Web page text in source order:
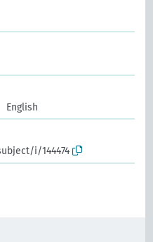
English
i/144474